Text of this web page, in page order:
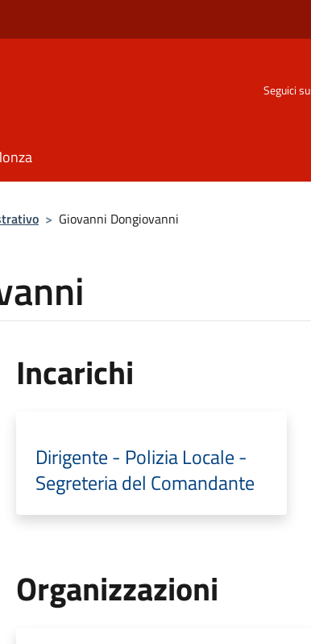
Seguici su
> Giovanni Dongiovanni
Incarichi
Dirigente - Polizia Locale -
Segreteria del Comandante
Organizzazioni